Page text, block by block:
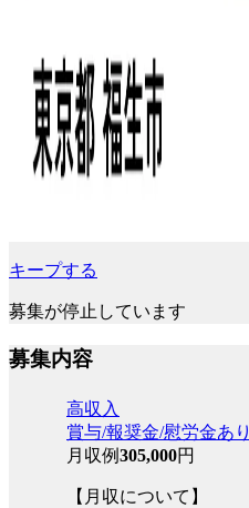
キープする
募集が停止しています
募集内容
高収入
賞与/報奨金/慰労金あり
月収例305,000円
【月収について】